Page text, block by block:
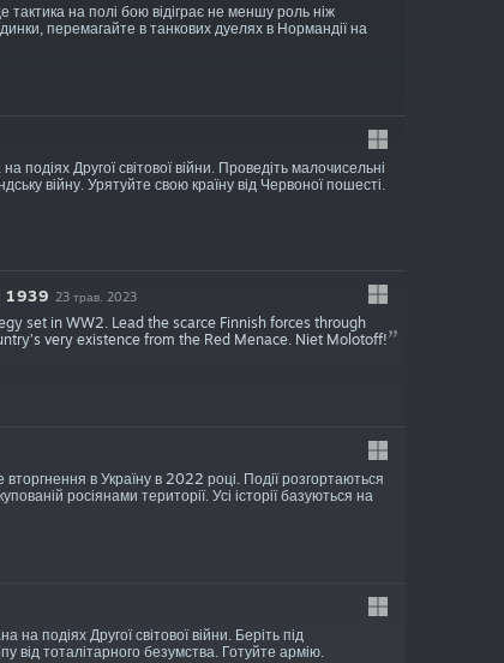
на полі бою відіграє не меншу роль ніж
перемагайте в танкових дуелях в Нормандії на
Другої світової війни. Проведіть малочисельні
війну. Урятуйте свою країну від Червоної пошесті.
1939 23 трав. 2023
set in WW2. Lead the scarce Finnish forces through
very existence from the Red Menace. Niet Molotoff!
в Україну в 2022 році. Події розгортаються
росіянами території. Усі історії базуються на
подіях Другої світової війни. Беріть під
від тоталітарного безумства. Готуйте армію.